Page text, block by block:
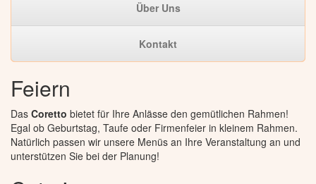
Über Uns
Kontakt
Feiern
Das Coretto bietet für Ihre Anlässe den gemütlichen Rahmen!
Egal ob Geburtstag, Taufe oder Firmenfeier in kleinem Rahmen.
Natürlich passen wir unsere Menüs an Ihre Veranstaltung an und
unterstützen Sie bei der Planung!